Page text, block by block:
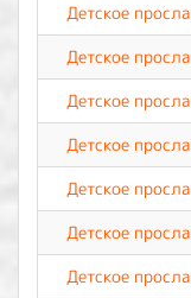
Детское
Детское
Детское
Детское
Детское
Детское
Детское